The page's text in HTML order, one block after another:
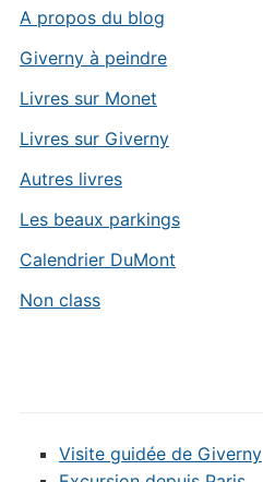
A propos du blog
Giverny à peindre
Livres sur Monet
Livres sur Giverny
Autres livres
Les beaux parkings
Calendrier DuMont
Non class
Visite guidée de Giverny